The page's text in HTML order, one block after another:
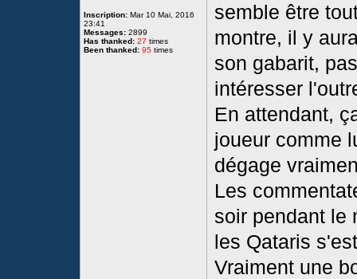
Inscription: Mar 10 Mai, 2016
23:41
Messages: 2899
Has thanked: 27 times
Been thanked: 95 times
semble être
montre, il y
son gabarit,
intéresser
En attendant,
joueur comme
dégage
Les
soir pendant le
les Qataris
Vraiment une